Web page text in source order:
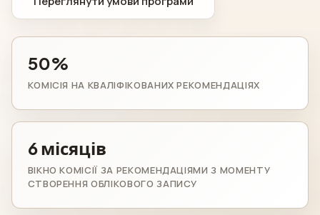
50%
КОМІСІЯ НА КВАЛІФІКОВАНИХ РЕКОМЕНДАЦІЯХ
6 місяців
ВІКНО КОМІСІЇ ЗА РЕКОМЕНДАЦІЯМИ З МОМЕНТУ
СТВОРЕННЯ ОБЛІКОВОГО ЗАПИСУ